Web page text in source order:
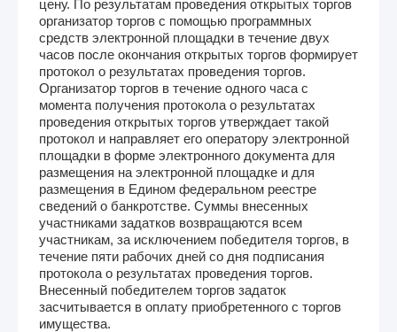
цену. По результатам проведения открытых торгов
организатор торгов с помощью программных
средств электронной площадки в течение двух
часов после окончания открытых торгов формирует
протокол о результатах проведения торгов.
Организатор торгов в течение одного часа с
момента получения протокола о результатах
проведения открытых торгов утверждает такой
протокол и направляет его оператору электронной
площадки в форме электронного документа для
размещения на электронной площадке и для
размещения в Едином федеральном реестре
сведений о банкротстве. Суммы внесенных
участниками задатков возвращаются всем
участникам, за исключением победителя торгов, в
течение пяти рабочих дней со дня подписания
протокола о результатах проведения торгов.
Внесенный победителем торгов задаток
засчитывается в оплату приобретенного с торгов
имущества.